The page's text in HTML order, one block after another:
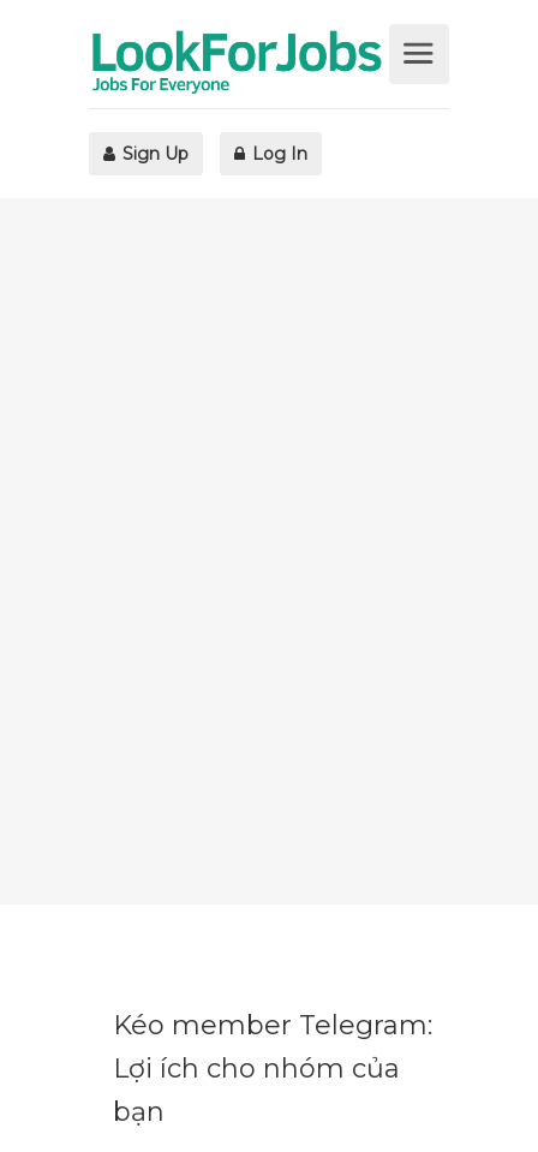
Sign Up Log In
Kéo member Telegram:
Lợi ích cho nhóm của
bạn